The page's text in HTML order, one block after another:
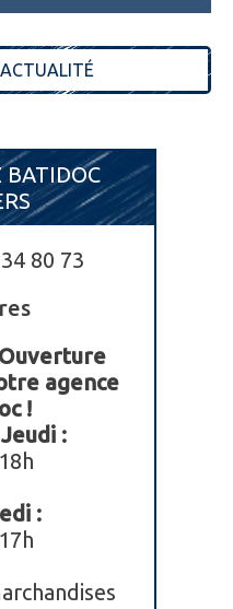
BATIDOC
80 73
agence
!
:
: